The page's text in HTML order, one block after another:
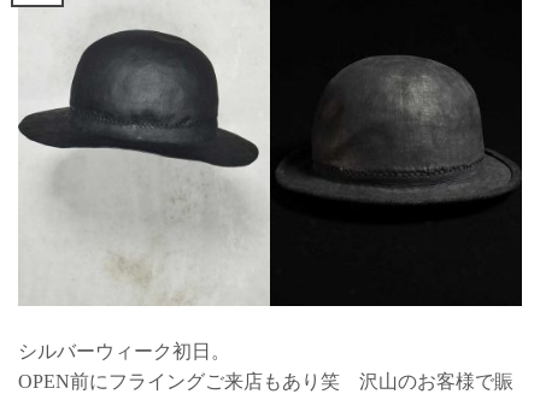
シルバーウィーク初日。
OPEN前にフライングご来店もあり笑 沢山のお客様で賑